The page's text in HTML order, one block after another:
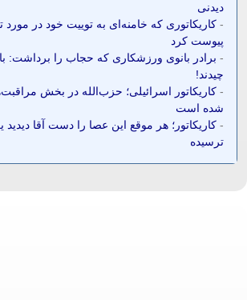
دیدنی
- کاریکاتوری که خامنه‌ای به توییت خود در
پیوست کرد
- برادر بانوی ورزشکاری که حجاب را برداشت:
چیدند!
- کاریکاتور اسرائیلی؛ حزب‌الله در بخش
شده است
- کاریکاتور؛ هر موقع این عصا را دست آقا دیدید
ترسیده